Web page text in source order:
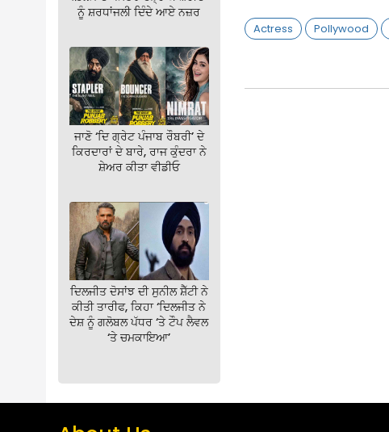
ਨੂੰ ਸ਼ਰਧਾਂਜਲੀ ਦਿੰਦੇ ਆਏ ਨਜ਼ਰ
ਜਾਣੋ ‘ਦਿ ਗ੍ਰੇਟ ਪੰਜਾਬ ਰੌਬਰੀ’ ਦੇ
ਕਿਰਦਾਰਾਂ ਦੇ ਬਾਰੇ, ਰਾਜ ਕੁੰਦਰਾ ਨੇ
ਸ਼ੇਅਰ ਕੀਤਾ ਵੀਡੀਓ
ਦਿਲਜੀਤ ਦੋਸਾਂਝ ਦੀ ਸੁਨੀਲ ਸ਼ੈੱਟੀ ਨੇ
ਕੀਤੀ ਤਾਰੀਫ, ਕਿਹਾ ‘ਦਿਲਜੀਤ ਨੇ
ਦੇਸ਼ ਨੂੰ ਗਲੋਬਲ ਪੱਧਰ ‘ਤੇ ਟੌਪ ਲੈਵਲ
‘ਤੇ ਚਮਕਾਇਆ’
Actress Pollywood